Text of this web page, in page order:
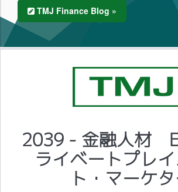
TMJ Finance Blog »
2039 - 金融人材
ライベートプレ
ト・マーケ